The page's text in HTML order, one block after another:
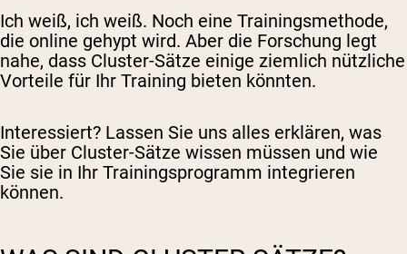
Ich weiß, ich weiß. Noch eine Trainingsmethode,
die online gehypt wird. Aber die Forschung legt
nahe, dass Cluster-Sätze einige ziemlich nützliche
Vorteile für Ihr Training bieten könnten.
Interessiert? Lassen Sie uns alles erklären, was
Sie über Cluster-Sätze wissen müssen und wie
Sie sie in Ihr Trainingsprogramm integrieren
können.